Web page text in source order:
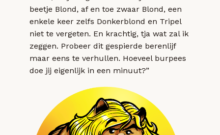
beetje Blond, af en toe zwaar Blond, een
enkele keer zelfs Donkerblond en Tripel
niet te vergeten. En krachtig, tja wat zal ik
zeggen. Probeer dit gespierde berenlijf
maar eens te verhullen. Hoeveel burpees
doe jij eigenlijk in een minuut?”